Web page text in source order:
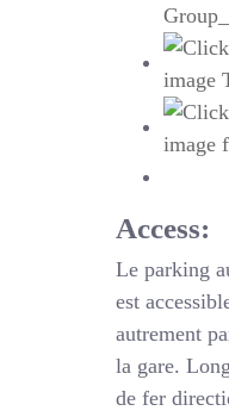
Access:
Le parking
est
autrement
la gare.
de fer